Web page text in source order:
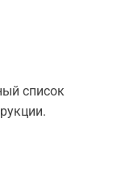
список